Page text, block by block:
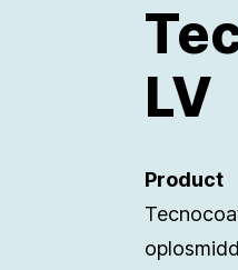
LV
Product